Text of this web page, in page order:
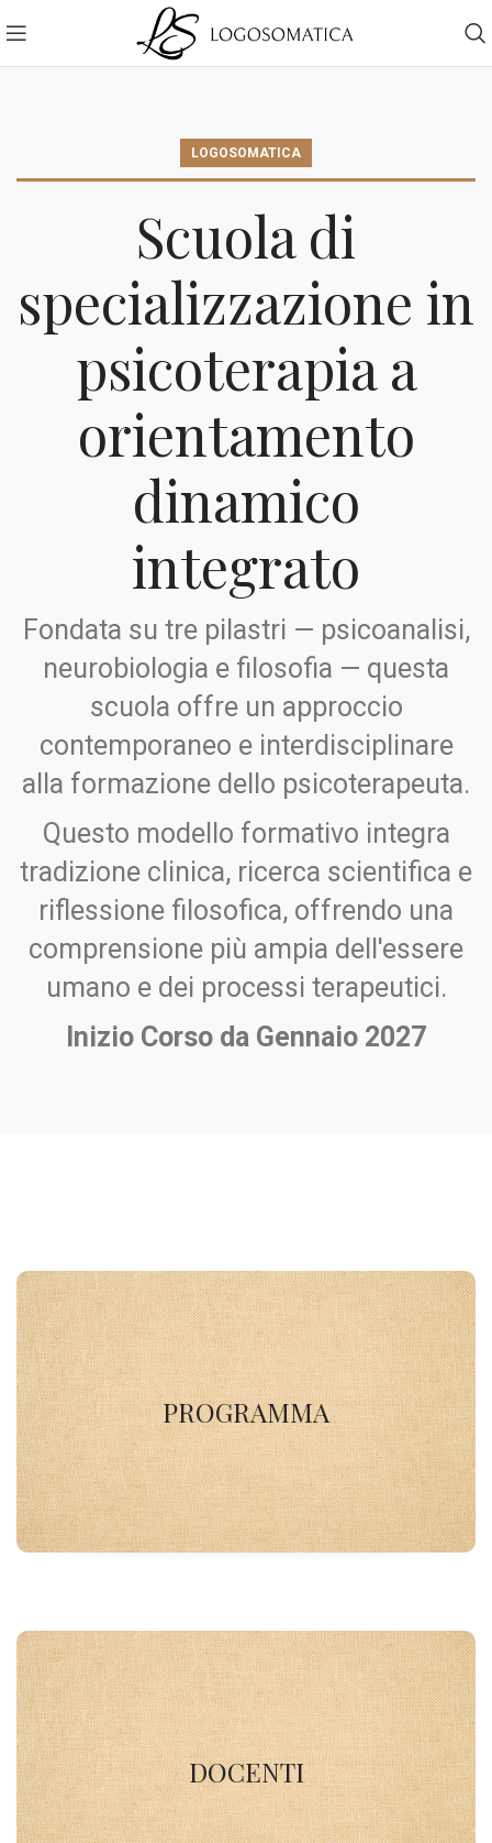
LOGOSOMATICA
Scuola di
specializzazione in
psicoterapia a
orientamento
dinamico
integrato
Fondata su tre pilastri — psicoanalisi,
neurobiologia e filosofia — questa
scuola offre un approccio
contemporaneo e interdisciplinare
alla formazione dello psicoterapeuta.
Questo modello formativo integra
tradizione clinica, ricerca scientifica e
riflessione filosofica, offrendo una
comprensione più ampia dell'essere
umano e dei processi terapeutici.
Inizio Corso da Gennaio 2027
PROGRAMMA
PROGRAMMA
SCOPRI DI PIU'
DOCENTI
DOCENTI
SCOPRI DI PIU'